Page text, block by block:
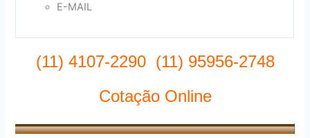
E-MAIL
(11) 4107-2290 (11) 95956-2748
Cotação Online